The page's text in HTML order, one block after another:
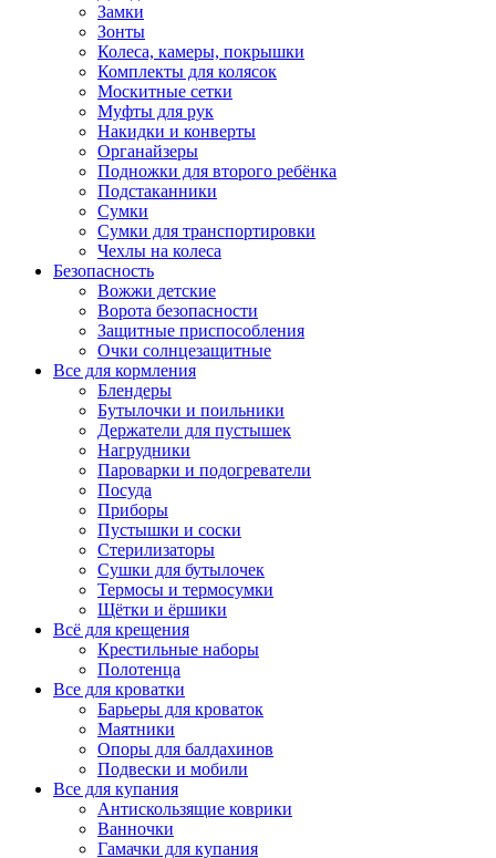
Замки
Зонты
Колеса, камеры, покрышки
Комплекты для колясок
Москитные сетки
Муфты для рук
Накидки и конверты
Органайзеры
Подножки для второго ребёнка
Подстаканники
Сумки
Сумки для транспортировки
Чехлы на колеса
Безопасность
Вожжи детские
Ворота безопасности
Защитные приспособления
Очки солнцезащитные
Все для кормления
Блендеры
Бутылочки и поильники
Держатели для пустышек
Нагрудники
Пароварки и подогреватели
Посуда
Приборы
Пустышки и соски
Стерилизаторы
Сушки для бутылочек
Термосы и термосумки
Щётки и ёршики
Всё для крещения
Крестильные наборы
Полотенца
Все для кроватки
Барьеры для кроваток
Маятники
Опоры для балдахинов
Подвески и мобили
Все для купания
Антискользящие коврики
Ванночки
Гамачки для купания